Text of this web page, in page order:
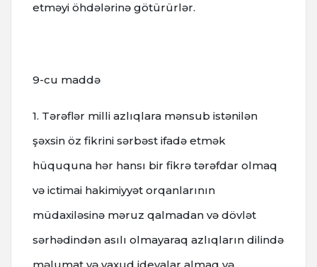
etməyi öhdələrinə götürürlər.
9-cu maddə
1. Tərəflər milli azlıqlara mənsub istənilən
şəxsin öz fikrini sərbəst ifadə etmək
hüququna hər hansı bir fikrə tərəfdar olmaq
və ictimai hakimiyyət orqanlarının
müdaxiləsinə məruz qalmadan və dövlət
sərhədindən asılı olmayaraq azlıqların dilində